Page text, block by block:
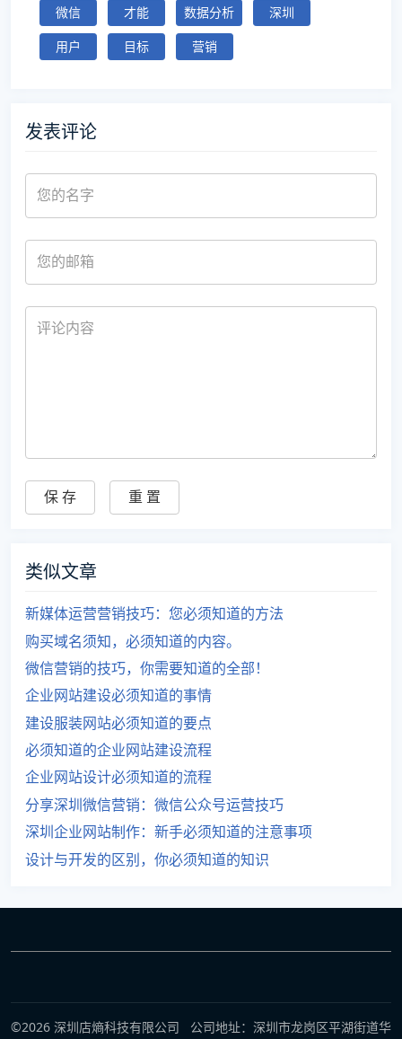
微信 才能 数据分析
深圳
用户
目标 营销
发表评论
类似文章
新媒体运营营销技巧：您必须知道的方法
购买域名须知，必须知道的内容。
微信营销的技巧，你需要知道的全部！
企业网站建设必须知道的事情
建设服装网站必须知道的要点
必须知道的企业网站建设流程
企业网站设计必须知道的流程
分享深圳微信营销：微信公众号运营技巧
深圳企业网站制作：新手必须知道的注意事项
设计与开发的区别，你必须知道的知识
©2026 深圳店熵科技有限公司 公司地址：深圳市龙岗区平湖街道华